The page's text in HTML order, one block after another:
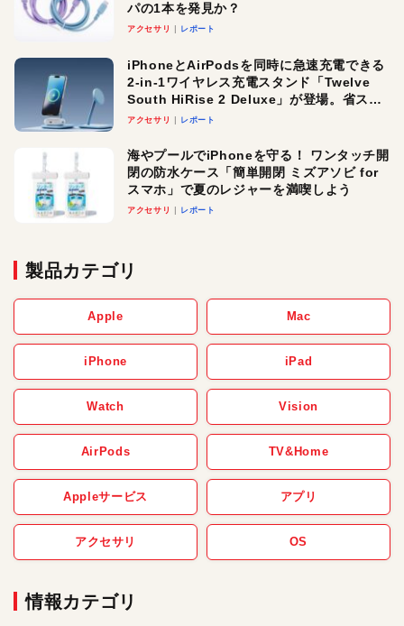
パの1本を発見か？
アクセサリ レポート
iPhoneとAirPodsを同時に急速充電できる
2-in-1ワイヤレス充電スタンド「Twelve
South HiRise 2 Deluxe」が登場。省スペ
ースでおしゃれに充電したい人にオスス
アクセサリ レポート
海やプールでiPhoneを守る！ ワンタッチ開
閉の防水ケース「簡単開閉 ミズアソビ for
スマホ」で夏のレジャーを満喫しよう
アクセサリ レポート
製品カテゴリ
Apple Mac
iPhone iPad
Watch Vision
AirPods TV&Home
Appleサービス アプリ
アクセサリ OS
情報カテゴリ